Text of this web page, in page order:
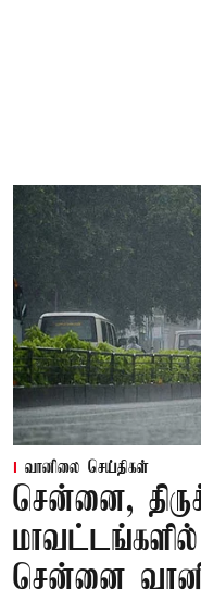
வானிலை செய்திகள்
சென்னை,
சென்னை